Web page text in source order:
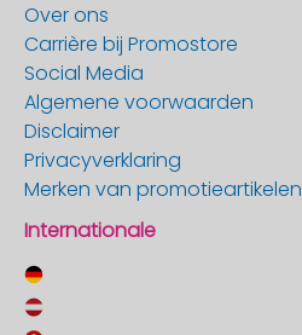
Over ons
Carrière bij Promostore
Social Media
Algemene voorwaarden
Disclaimer
Privacyverklaring
Merken van promotieartikelen
Internationale